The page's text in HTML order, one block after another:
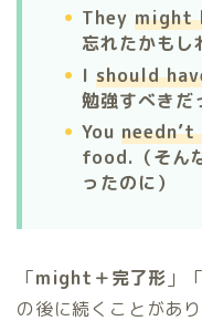
They might
忘れたかもし
I should
勉強すべきだ
You
food.（そん
ったのに）
「might＋完了形 」「
の後に続くことがあ